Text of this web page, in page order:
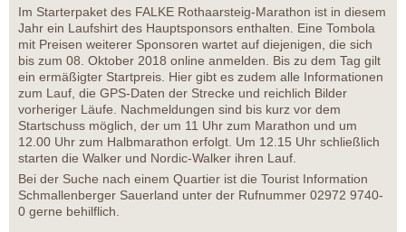
Im Starterpaket des FALKE Rothaarsteig-Marathon ist in diesem
Jahr ein Laufshirt des Hauptsponsors enthalten. Eine Tombola
mit Preisen weiterer Sponsoren wartet auf diejenigen, die sich
bis zum 08. Oktober 2018 online anmelden. Bis zu dem Tag gilt
ein ermäßigter Startpreis. Hier gibt es zudem alle Informationen
zum Lauf, die GPS-Daten der Strecke und reichlich Bilder
vorheriger Läufe. Nachmeldungen sind bis kurz vor dem
Startschuss möglich, der um 11 Uhr zum Marathon und um
12.00 Uhr zum Halbmarathon erfolgt. Um 12.15 Uhr schließlich
starten die Walker und Nordic-Walker ihren Lauf.
Bei der Suche nach einem Quartier ist die Tourist Information
Schmallenberger Sauerland unter der Rufnummer 02972 9740-
0 gerne behilflich.